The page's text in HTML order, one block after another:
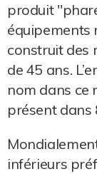
produit
équipements
construit des
de 45 ans.
nom dans ce
présent dans
inférieurs